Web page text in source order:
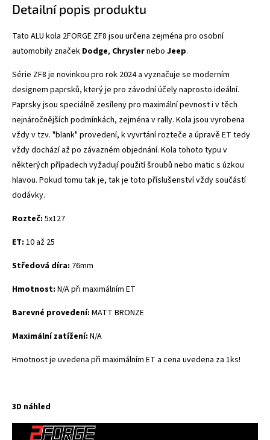
Detailní popis produktu
Tato ALU kola 2FORGE ZF8 jsou určena zejména pro osobní
automobily značek Dodge, Chryslernebo Jeep.
Série ZF8 je novinkou pro rok 2024 a vyznačuje se moderním
designem paprsků, který je pro závodní účely naprosto ideální.
Paprsky jsou speciálně zesíleny pro maximální pevnost i v těch
nejnáročnějších podmínkách, zejména v rally. Kola jsou vyrobena
vždy v tzv. "blank" provedení, k vyvrtání rozteče a úpravě ET tedy
vždy dochází až po závazném objednání. Kola tohoto typu v
některých případech vyžadují použití šroubů nebo matic s úzkou
hlavou. Pokud tomu tak je, tak je toto příslušenství vždy součástí
dodávky.
Rozteč: 5x127
ET: 10 až 25
Středová díra: 76mm
Hmotnost: N/A při maximálním ET
Barevné provedení: MATT BRONZE
Maximální zatížení: N/A
Hmotnost je uvedena při maximálním ET a cena uvedena za 1ks!
3D náhled